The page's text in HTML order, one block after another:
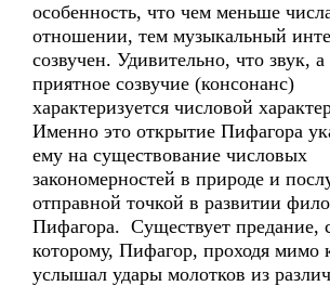
особенность, что чем меньше
отношении, тем музыкальный
созвучен. Удивительно, что звук,
приятное созвучие (консонанс)
характеризуется числовой
Именно это открытие Пифагора
ему на существование числовых
закономерностей в природе и
отправной точкой в развитии
Пифагора. Существует предание,
которому, Пифагор, проходя мимо
услышал удары молотков из